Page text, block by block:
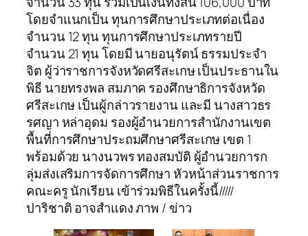
โดยจำแนกเป็น ทุนการศึกษาประเภทต่อเนื่อง
จำนวน 12 ทุน ทุนการศึกษาประเภทรายปี
จำนวน 21 ทุน โดยมี นายอนุรัตน์ ธรรมประจำ
จิต ผู้ว่าราชการจังหวัดศรีสะเกษ เป็นประธานใน
พิธี นายทรงพล สมภาค รองศึกษาธิการจังหวัด
ศรีสะเกษ เป็นผู้กล่าวรายงาน และมี นางสาวธร
รศญา หล่าอุดม รองผู้อำนวยการสำนักงานเขต
พื้นที่การศึกษาประถมศึกษาศรีสะเกษ เขต 1
พร้อมด้วย นางนวพร ทองสมบัติ ผู้อำนวยการก
ลุ่มส่งเสริมการจัดการศึกษา หัวหน้าส่วนราชการ
คณะครู นักเรียน เข้าร่วมพิธีในครั้งนี้/////
ปาริชาติ อาจสำแดง ภาพ / ข่าว